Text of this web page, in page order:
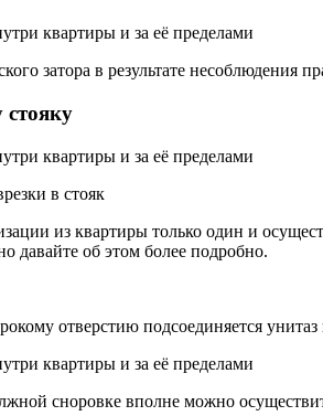
затора в результате несоблюдения
в стояк
из квартиры только один и
давайте об этом более подробно.
отверстию подсоединяется унитаз
сноровке вполне можно